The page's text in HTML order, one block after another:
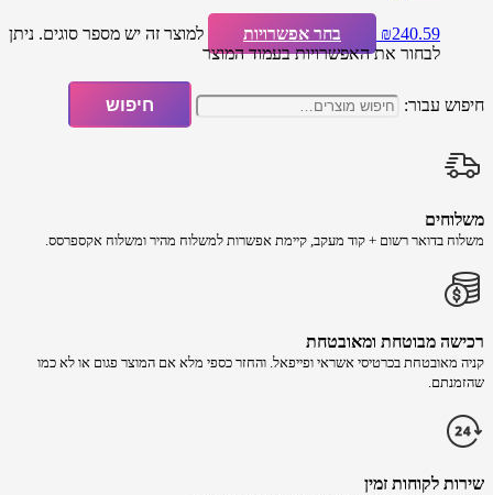
₪240.59 בחר אפשרויות
למוצר זה יש מספר סוגים. ניתן
לבחור את האפשרויות בעמוד המוצר
חיפוש עבור: חיפוש
משלוחים
משלוח​ ב​דואר רשום + קוד מעקב​​, קיימת אפשרות למשלוח מהיר​ ומשלוח אקספרסס.
רכישה​ מבוטחת ​ומאובטחת
קניה מאובטחת בכרטיסי אשראי ופייפאל. והחזר כספי מלא אם המוצר פגום או לא כמו
שהזמנתם.
שירות לקוחות זמין